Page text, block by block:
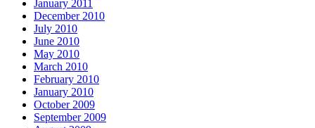
January 2011
December 2010
July 2010
June 2010
May 2010
March 2010
February 2010
January 2010
October 2009
September 2009